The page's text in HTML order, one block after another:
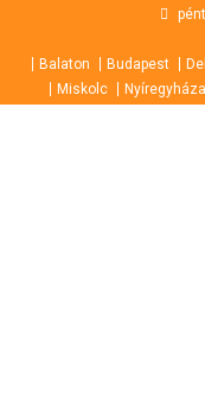
contentBalaton Budapest
Miskolc
Nyíregyháza